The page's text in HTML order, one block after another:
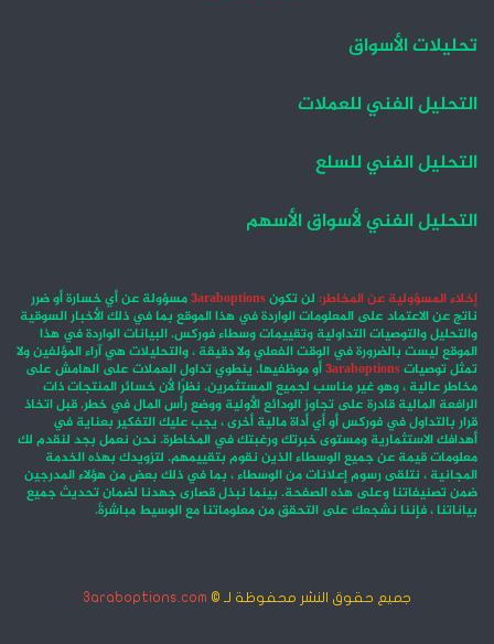
تحليلات الأسواق
التحليل الفني للعملات
التحليل الفني للسلع
التحليل الفني لأسواق الأسهم
إخلاء المسؤولية عن المخاطر: لن تكون3araboptionsمسؤولة عن أي خسارة أو ضرر
ناتج عن الاعتماد على المعلومات الواردة في هذا الموقع بما في ذلك الأخبار السوقية
والتحليل والتوصيات التداولية وتقييمات وسطاء فوركس. البيانات الواردة في هذا
الموقع ليست بالضرورة في الوقت الفعلي ولا دقيقة ، والتحليلات هي آراء المؤلفين ولا
تمثل توصيات3araboptionsأو موظفيها. ينطوي تداول العملات على الهامش على
مخاطر عالية ، وهو غير مناسب لجميع المستثمرين. نظرًا لأن خسائر المنتجات ذات
الرافعة المالية قادرة على تجاوز الودائع الأولية ووضع رأس المال في خطر. قبل اتخاذ
قرار بالتداول في فوركس أو أي أداة مالية أخرى ، يجب عليك التفكير بعناية في
أهدافك الاستثمارية ومستوى خبرتك ورغبتك في المخاطرة. نحن نعمل بجد لنقدم لك
معلومات قيمة عن جميع الوسطاء الذين نقوم بتقييمهم. لتزويدك بهذه الخدمة
المجانية ، نتلقى رسوم إعلانات من الوسطاء ، بما في ذلك بعض من هؤلاء المدرجين
ضمن تصنيفاتنا وعلى هذه الصفحة. بينما نبذل قصارى جهدنا لضمان تحديث جميع
بياناتنا ، فإننا نشجعك على التحقق من معلوماتنا مع الوسيط مباشرةً.
جميع حقوق النشر محفوظة لـ © 3araboptions.com